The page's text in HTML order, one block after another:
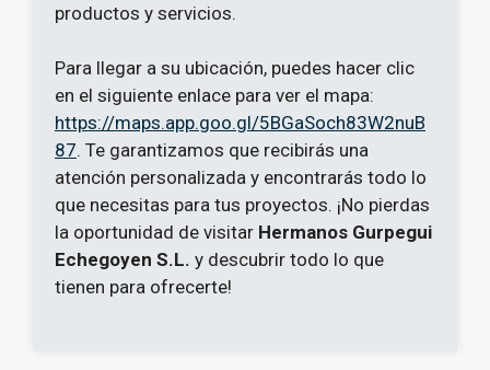
productos y servicios.
Para llegar a su ubicación, puedes hacer clic
en el siguiente enlace para ver el mapa:
https://maps.app.goo.gl/5BGaSoch83W2nuB
87. Te garantizamos que recibirás una
atención personalizada y encontrarás todo lo
que necesitas para tus proyectos. ¡No pierdas
la oportunidad de visitar Hermanos Gurpegui
Echegoyen S.L. y descubrir todo lo que
tienen para ofrecerte!